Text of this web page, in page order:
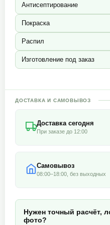
Антисептирование
Покраска
Распил
Изготовление под заказ
ДОСТАВКА И САМОВЫВОЗ
Доставка сегодня
При заказе до 12:00
Самовывоз
08:00–18:00, без выходных
Нужен точный расчёт,
фото?